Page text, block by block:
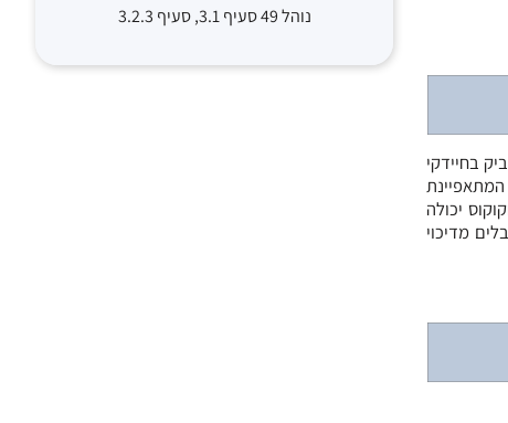
בחיידקי
יכולה
מדיכוי
נוהל 49 סעיף 3.1, סעיף 3.2.3